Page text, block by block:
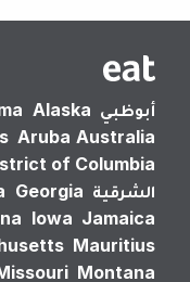
أبوظبي Alaska
Aruba Australia
of Columbia
الشرقية Georgia
Iowa Jamaica
Mauritius
Montana